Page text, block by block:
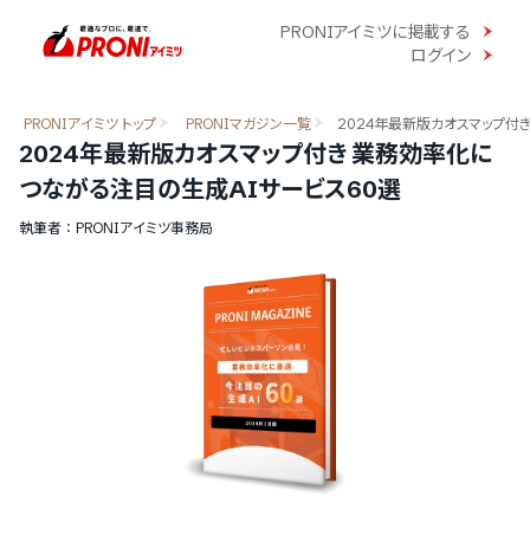
ログイン
PRONIアイミツに掲載する
PRONIアイミツ トップ PRONIマガジン一覧 2024年最新版カオスマップ付
2024年最新版カオスマップ付き 業務効率化に
つながる注目の生成AIサービス60選
執筆者 ： PRONIアイミツ事務局